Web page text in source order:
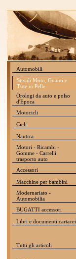
Automobili
Stivali Moto, Guanti e
Tute in Pelle
Orologi da auto e polso
d'Epoca
Motocicli
Cicli
Nautica
Motori - Ricambi -
Gomme - Carrelli
trasporto auto
Accessori
Macchine per bambini
Modernariato -
Automobilia
BUGATTI accessori
Libri e documenti cartacei
Tutti gli articoli